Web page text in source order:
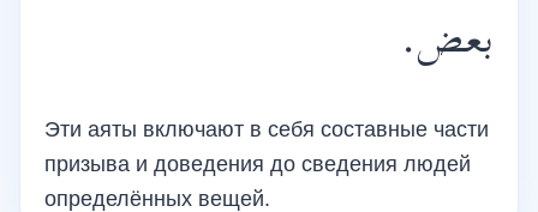
بعض.
Эти аяты включают в себя составные части
призыва и доведения до сведения людей
определённых вещей.